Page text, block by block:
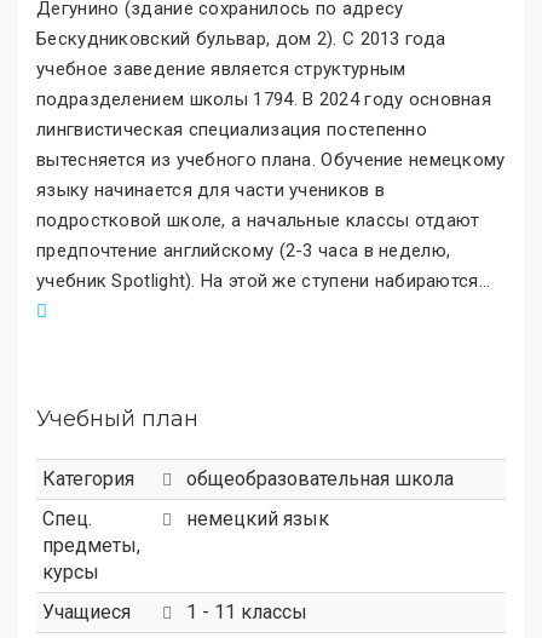
Дегунино (здание сохранилось по адресу
Бескудниковский бульвар, дом 2). С 2013 года
учебное заведение является структурным
подразделением школы 1794. В 2024 году основная
лингвистическая специализация постепенно
вытесняется из учебного плана. Обучение немецкому
языку начинается для части учеников в
подростковой школе, а начальные классы отдают
предпочтение английскому (2-3 часа в неделю,
учебник Spotlight). На этой же ступени набираются...
Учебный план
Категория
общеобразовательная школа
Спец.
предметы,
курсы
немецкий язык
Учащиеся
1 - 11 классы